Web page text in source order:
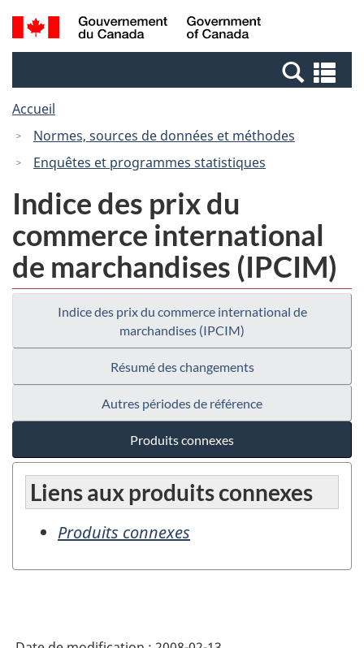
Passer
au
Passer
à
Canada
Recherche
et
et
Accueil
Normes, sources de données et méthodes
Enquêtes et programmes statistiques
Indice des prix du
commerce international
de marchandises (IPCIM)
Indice des prix du commerce international de
marchandises (IPCIM)
Résumé des changements
Autres périodes de référence
Produits connexes
Liens aux produits connexes
Produits connexes